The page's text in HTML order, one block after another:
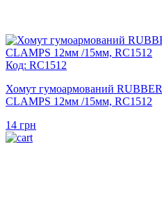
Код: RC1512
Хомут гумоармований RUBBER
CLAMPS 12мм /15мм, RC1512
14 грн